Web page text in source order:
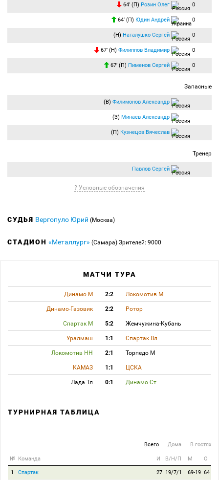
64′ (П) Розин Олег 0
64′ (П) Юдин Андрей 0
(Н) Наталушко Сергей 0
67′ (Н) Филиппов Владимир 0
67′ (П) Пименов Сергей 0
Запасные
(В) Филимонов Александр
(З) Минаев Александр
(П) Кузнецов Вячеслав
Тренер
Павлов Сергей
? Условные обозначения
СУДЬЯ Вергопуло Юрий (Москва)
СТАДИОН «Металлург» (Самара) Зрителей: 9000
МАТЧИ ТУРА
Динамо М 2:2 Локомотив М
Динамо-Газовик 2:2 Ротор
Спартак М 5:2 Жемчужина-Кубань
Уралмаш 1:1 Спартак Вл
Локомотив НН 2:1 Торпедо М
КАМАЗ 1:1 ЦСКА
Лада Тл 0:1 Динамо Ст
ТУРНИРНАЯ ТАБЛИЦА
Всего Дома В гостях
№ Команда И В/Н/П М О
1 Спартак 27 19/7/1 69-19 64